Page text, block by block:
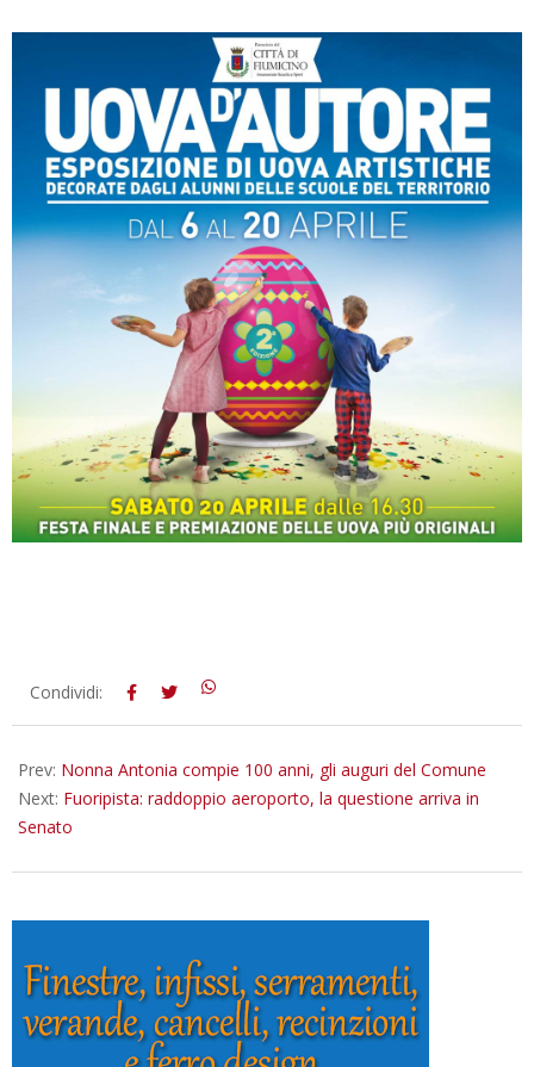
2019-
Condividi:
Prev: Nonna Antonia compie 100 anni, gli auguri del Comune
Next: Fuoripista: raddoppio aeroporto, la questione arriva in
Senato